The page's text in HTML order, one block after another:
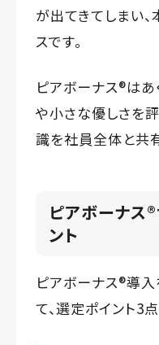
が出てきてしまい
スです。
ピアボーナス®️は
や小さな優しさを
識を社員全体と共
ピアボーナス
ント
ピアボーナス®️導
て、選定ポイント3